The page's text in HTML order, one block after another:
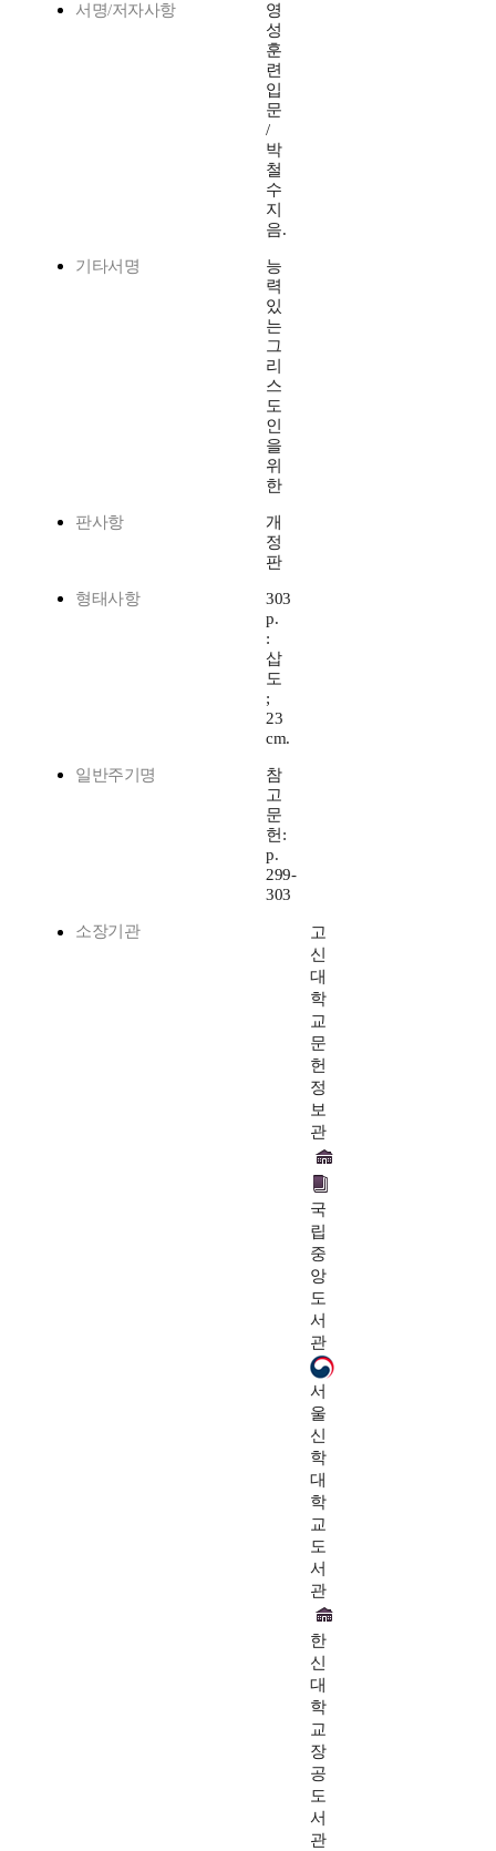
서명/저자사항
영
성
훈
련
입
문
/
박
철
수
지
음.
기타서명
능
력
있
는
그
리
스
도
인
을
위
한
판사항
개
정
판
형태사항
303
p.
:
삽
도
;
23
cm.
일반주기명
참
고
문
헌:
p.
299-
303
소장기관
고
신
대
학
교
문
헌
정
보
관
국
립
중
앙
도
서
관
서
울
신
학
대
학
교
도
서
관
한
신
대
학
교
장
공
도
서
관